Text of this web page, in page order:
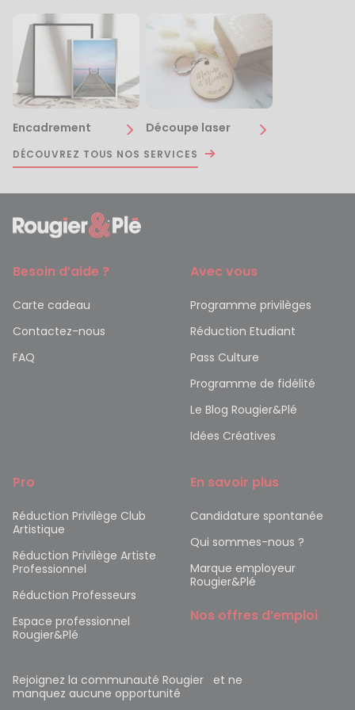
Encadrement Découpe laser
DÉCOUVREZ TOUS NOS SERVICES
Besoin d’aide ?
Carte cadeau
Contactez-nous
FAQ
Avec vous
Programme privilèges
Réduction Etudiant
Pass Culture
Programme de fidélité
Le Blog Rougier&Plé
Idées Créatives
Pro
Réduction Privilège Club
Artistique
Réduction Privilège Artiste
Professionnel
Réduction Professeurs
Espace professionnel
Rougier&Plé
En savoir plus
Candidature spontanée
Qui sommes-nous ?
Marque employeur
Rougier&Plé
Nos offres d’emploi
Rejoignez la communauté Rougier et ne
manquez aucune opportunité